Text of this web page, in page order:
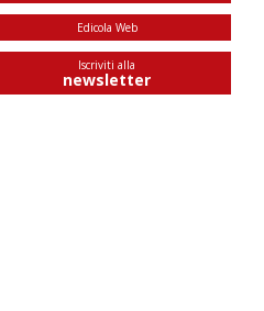
Edicola Web
Iscriviti alla
newsletter